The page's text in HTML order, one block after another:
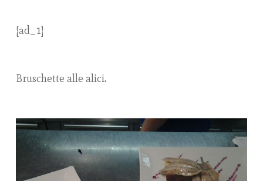
[ad_1]
Bruschette alle alici.